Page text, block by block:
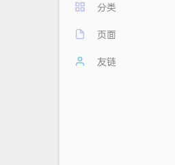
分类
页面
每日60秒，阅读天下事
友链